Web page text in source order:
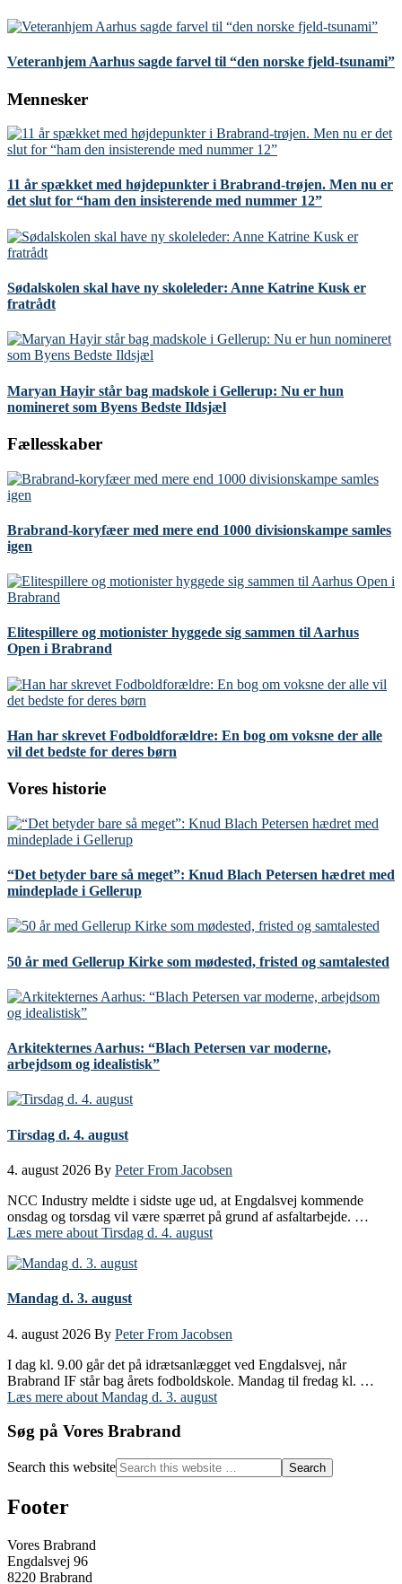
Veteranhjem Aarhus sagde farvel til “den norske fjeld-tsunami”
Mennesker
11 år spækket med højdepunkter i Brabrand-trøjen. Men nu er
det slut for “ham den insisterende med nummer 12”
Sødalskolen skal have ny skoleleder: Anne Katrine Kusk er
fratrådt
Maryan Hayir står bag madskole i Gellerup: Nu er hun
nomineret som Byens Bedste Ildsjæl
Fællesskaber
Brabrand-koryfæer med mere end 1000 divisionskampe samles
igen
Elitespillere og motionister hyggede sig sammen til Aarhus
Open i Brabrand
Han har skrevet Fodboldforældre: En bog om voksne der alle
vil det bedste for deres børn
Vores historie
“Det betyder bare så meget”: Knud Blach Petersen hædret med
mindeplade i Gellerup
50 år med Gellerup Kirke som mødested, fristed og samtalested
Arkitekternes Aarhus: “Blach Petersen var moderne,
arbejdsom og idealistisk”
Tirsdag d. 4. august
4. august 2026 By Peter From Jacobsen
NCC Industry meldte i sidste uge ud, at Engdalsvej kommende
onsdag og torsdag vil være spærret på grund af asfaltarbejde. …
Læs mere about Tirsdag d. 4. august
Mandag d. 3. august
4. august 2026 By Peter From Jacobsen
I dag kl. 9.00 går det på idrætsanlægget ved Engdalsvej, når
Brabrand IF står bag årets fodboldskole. Mandag til fredag kl. …
Læs mere about Mandag d. 3. august
Søg på Vores Brabrand
Search this website
Footer
Vores Brabrand
Engdalsvej 96
8220 Brabrand